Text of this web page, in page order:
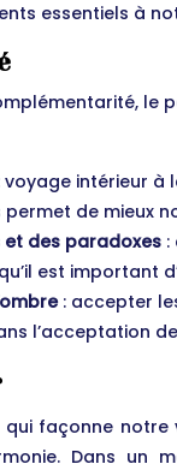
essentiels à
le
voyage intérieur à
de mieux
des paradoxes :
est important
: accepter
l’acceptation
façonne
Dans